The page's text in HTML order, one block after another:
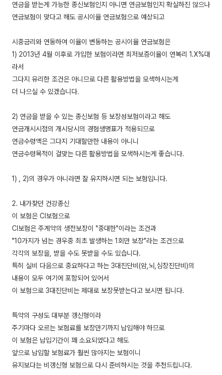
연금을 받는게 가능한 종신보험인지 아니면 연금보험인지 확실하진 않으나
연금보험이 맞다고 해도 공시이율 연금보험으로 예상되고
시중금리와 연동하여 이율이 변동하는 공시이율 연금보험은
1) 2013년 4월 이후로 가입한 보험이라면 최저보증이율이 연복리 1.X%대
라서
그다지 유리한 조건은 아니므로 다른 활용방법을 모색하시는게
더 나으실 수 있겠습니다.
2) 연금을 받을 수 있는 종신보험 등 보장성보험이라고 해도
연금개시시점의 개시당시의 경험생명표가 적용되므로
연금수령액은 그다지 기대할만한 내용이 아니니
연금수령목적이 걸맞는 다른 활용방법을 모색하시는게 좋습니다.
1) , 2)의 경우가 아니라면 잘 유지하시면 되는 보험입니다.
2. 내가찾던 건강종신
이 보험은 CI보험으로
CI보험은 주계약의 생전보장이 "중대한"이라는 조건과
"10가지가 넘는 경우중 최초 발생하는 1회만 보장"라는 조건으로
각각의 보장을, 받을 수도 못받을 수도 있습니다.
특히 실비 다음으로 중요하다고 하는 3대진단비(암,뇌,심장진단비)의
내용이 모두 여기에 포함되어 있어서
이 보험으로 3대진단비는 제대로 보장못받는다고 보시면 됩니다.
특약의 구성도 대부분 갱신형이라
주기마다 오르는 보험료를 보장만기까지 납입해야 하므로
이 보험은 납입기간이 꽤 소요되었다고 해도
앞으로 납입할 보험료가 훨씬 많아지는 보험이니
유지보다는 비갱신형 보험으로 다시 준비하시는 것을 추천드립니다.